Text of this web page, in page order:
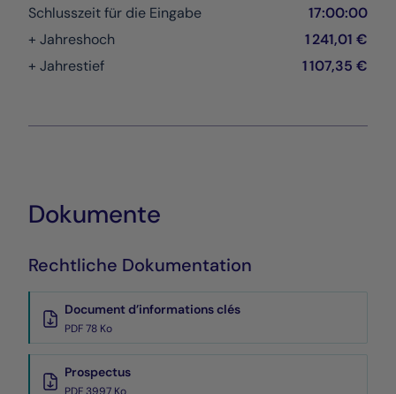
Schlusszeit für die Eingabe
17:00:00
+ Jahreshoch
1 241,01 €
+ Jahrestief
1 107,35 €
Dokumente
Rechtliche Dokumentation
Document d’informations clés
PDF 78 Ko
Prospectus